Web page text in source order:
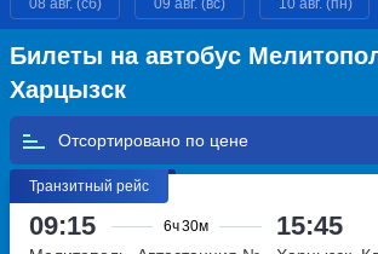
08 авг. (сб)
09 авг. (вс)
10 авг. (пн)
Билеты на автобус
Харцызск
Отсортировано по
Транзитный рейс
09:15 6ч30м 15:45